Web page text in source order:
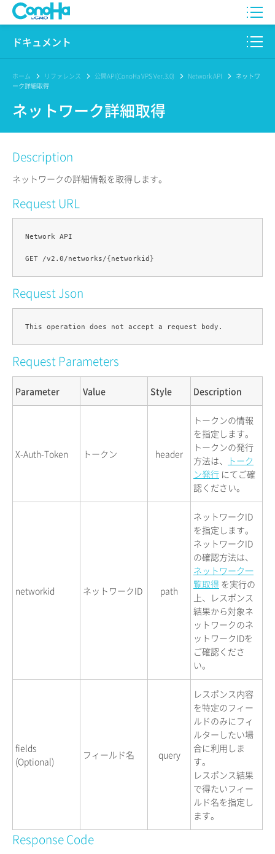
WING
Pencil
サービス一覧
サポート
ドキュメント
このサイトについて
プロダクト
リファレンス
リリースノート
ホーム リファレンス 公開API(ConoHa VPS Ver.3.0) Network API
ネットワ
ーク詳細取得
ネットワーク詳細取得
Description
ネットワークの詳細情報を取得します。
Request URL
Network API
Request Json
Request Parameters
Parameter Value Style Description
X-Auth-Token トークン header
トークンの情報
を指定します。
トークンの発行
方法は、
トーク
ン発行 にてご確
認ください。
networkid ネットワークID path
ネットワークID
を指定します。
ネットワークID
の確認方法は、
ネットワーク一
覧取得 を実行の
上、レスポンス
結果から対象ネ
ットワークのネ
ットワークIDを
ご確認くださ
い。
fields
(Optional)
フィールド名 query
レスポンス内容
を特定のフィー
ルドのみにフィ
ルターしたい場
合に利用しま
す。
レスポンス結果
で得たいフィー
ルド名を指定し
ます。
Response Code